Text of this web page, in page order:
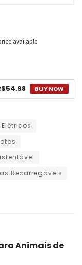
available
BUY NOW
Recarregáveis
Animais de